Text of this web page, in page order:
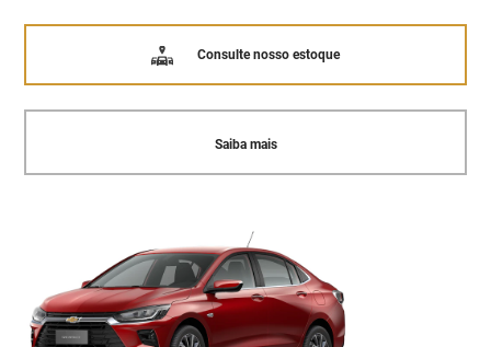
Consulte nosso estoque
Saiba mais